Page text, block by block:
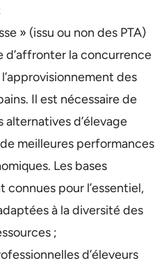
» (issu ou non des PTA)
d’affronter la concurrence
des
Il est nécessaire de
d’élevage
meilleures performances
Les bases
connues pour l’essentiel,
à la diversité des
;
d’éleveurs